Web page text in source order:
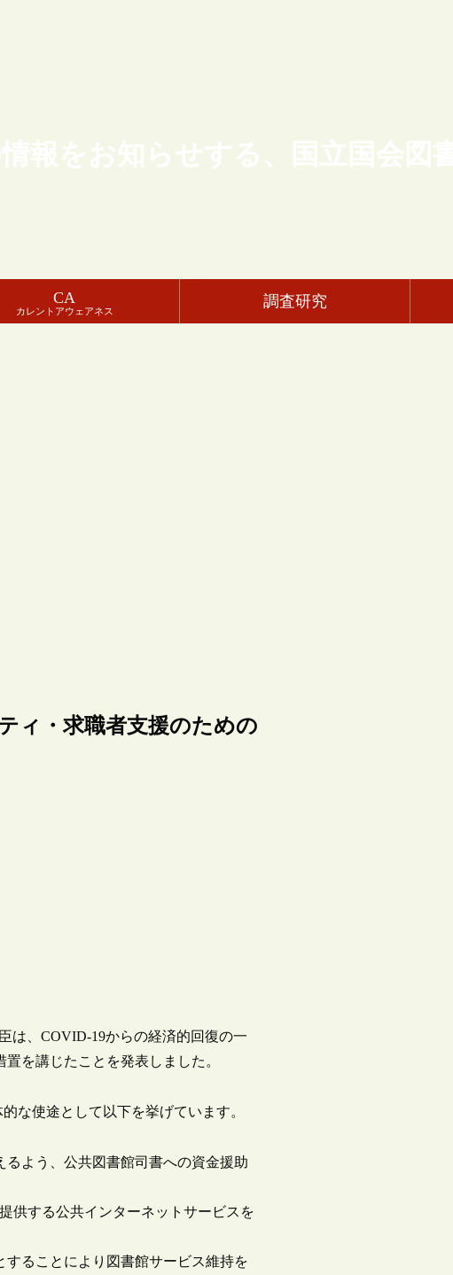
報をお知らせする、国立国会図
CA
カレントアウェアネス
調査研究
ィ・求職者支援のための
は、COVID-19からの経済的回復の一
を講じたことを発表しました。
な使途として以下を挙げています。
るよう、公共図書館司書への資金援助
提供する公共インターネットサービスを
することにより図書館サービス維持を